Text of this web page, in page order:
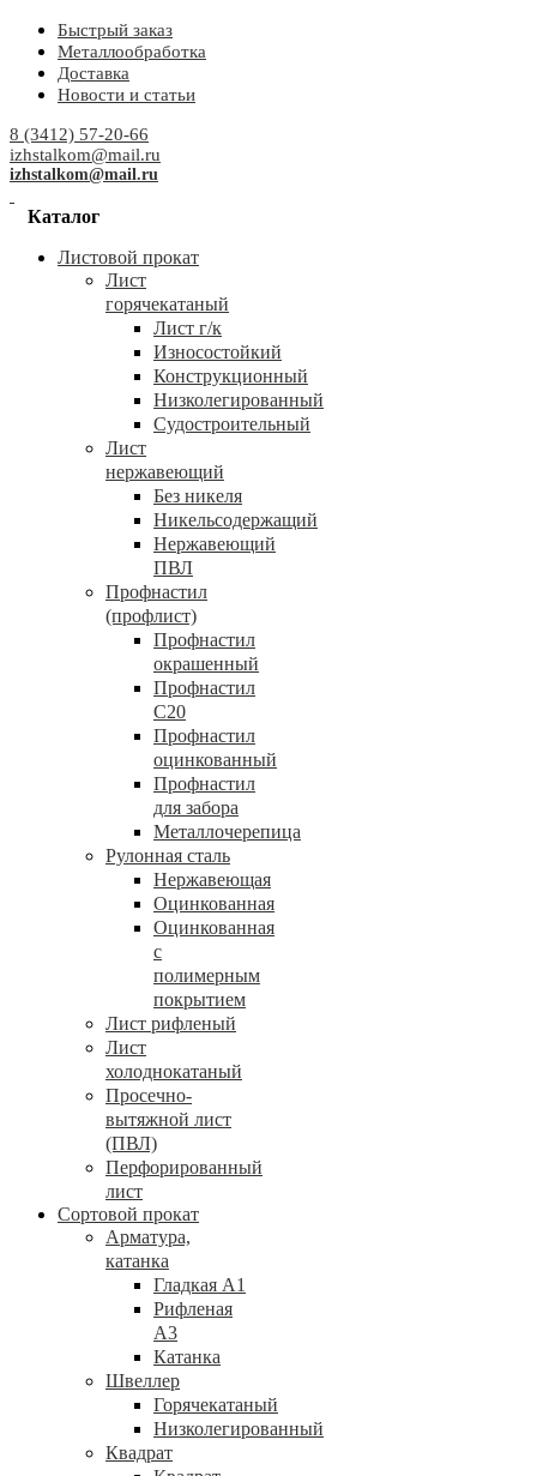
Быстрый заказ
Металлообработка
Доставка
Новости и статьи
8 (3412) 57-20-66
izhstalkom@mail.ru
izhstalkom@mail.ru
Каталог
Листовой прокат
Лист
горячекатаный
Лист г/к
Износостойкий
Конструкционный
Низколегированный
Судостроительный
Лист
нержавеющий
Без никеля
Никельсодержащий
Нержавеющий
ПВЛ
Профнастил
(профлист)
Профнастил
окрашенный
Профнастил
С20
Профнастил
оцинкованный
Профнастил
для забора
Металлочерепица
Рулонная сталь
Нержавеющая
Оцинкованная
Оцинкованная
с
полимерным
покрытием
Лист рифленый
Лист
холоднокатаный
Просечно-
вытяжной лист
(ПВЛ)
Перфорированный
лист
Сортовой прокат
Арматура,
катанка
Гладкая А1
Рифленая
А3
Катанка
Швеллер
Горячекатаный
Низколегированный
Квадрат